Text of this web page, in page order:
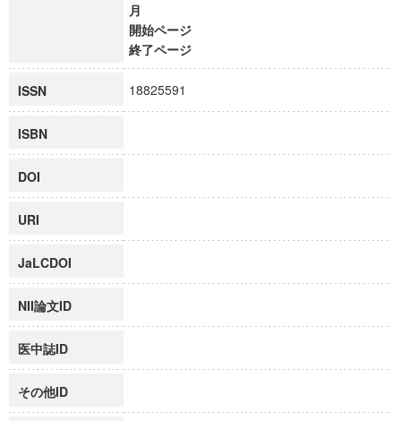
月
開始ページ
終了ページ
ISSN 18825591
ISBN
DOI
URI
JaLCDOI
NII論文ID
医中誌ID
その他ID